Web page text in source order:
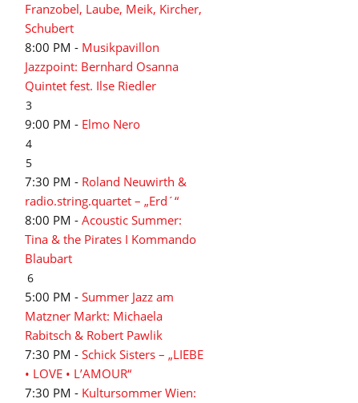
Franzobel, Laube, Meik, Kircher,
Schubert
8:00 PM - Musikpavillon
Jazzpoint: Bernhard Osanna
Quintet fest. Ilse Riedler
3
9:00 PM - Elmo Nero
4
5
7:30 PM - Roland Neuwirth &
radio.string.quartet – „Erd´“
8:00 PM - Acoustic Summer:
Tina & the Pirates I Kommando
Blaubart
6
5:00 PM - Summer Jazz am
Matzner Markt: Michaela
Rabitsch & Robert Pawlik
7:30 PM - Schick Sisters – „LIEBE
• LOVE • L’AMOUR“
7:30 PM - Kultursommer Wien: